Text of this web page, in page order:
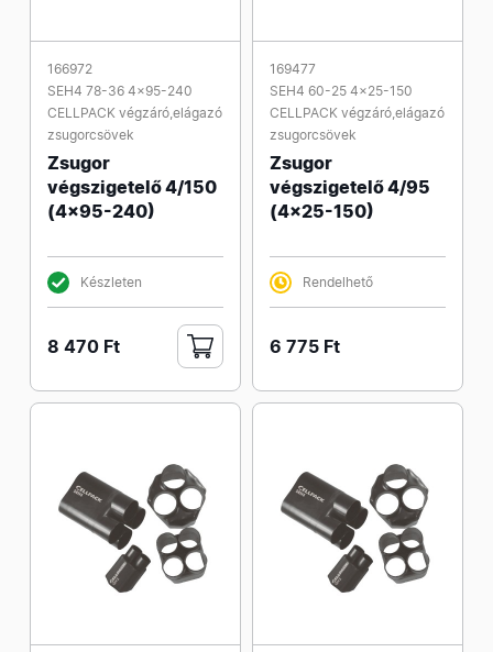
166972
SEH4 78-36 4x95-240
CELLPACK végzáró,elágazó
zsugorcsövek
Zsugor
végszigetelő 4/150
(4x95-240)
Készleten
8 470 Ft
169477
SEH4 60-25 4x25-150
CELLPACK végzáró,elágazó
zsugorcsövek
Zsugor
végszigetelő 4/95
(4x25-150)
Rendelhető
6 775 Ft